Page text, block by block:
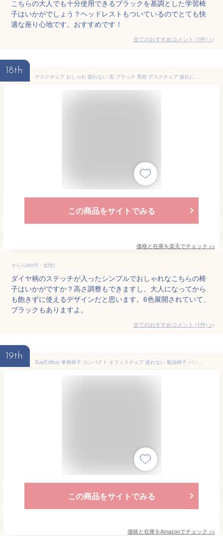
こちらの大人でも十分使用できるブラックを基調とした学習椅
子はいかがでしょう？ヘッドレストもついているのでとても快
適な座り心地です。おすすめです！
全てのおすすめコメント (1件) >
18th
デスクチェア おしゃれ 疲れない 黒 ブラック 男前 デスクチェア 疲れにくい 北欧 子供 チェア オフィスチェア パソコンチェア ベロア調 大人カラー かわいい 韓国 インテリア レッド ブルー 学習 椅子 イス 学習イス テレワーク 在宅ワーク アシェル ASHEL ブリリアント
この商品をサイトでみる
価格と在庫を楽天でチェック >>
そらら(40代・女性)
ダイヤ柄のステッチが入ったシンプルでおしゃれなこちらの椅
子はいかがですか？高さ調整もできますし、大人になってから
も飽きずに使えるデザインだと思います。6色展開されていて、
ブラックもありますよ。
全てのおすすめコメント (1件) >
19th
SupEzibuy 事務椅子 コンパクト オフィスチェア 疲れない 勉強椅子 パソコンチェア 人間工学椅子 デスクチェア メッシュチェア ワークチェア 腰に良い 通気性 厚手座面 ロッキング機能 昇降機能 跳ね上げ式アームレスト 付き 360度回転 静音キャスター 学習イス ブラック
この商品をサイトでみる
価格と在庫をAmazonでチェック >>